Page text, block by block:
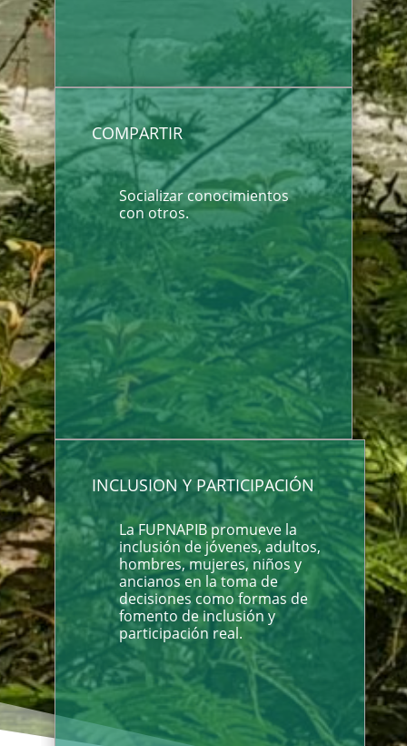
COMPARTIR
Socializar conocimientos
con otros.
INCLUSION Y PARTICIPACIÓN
La FUPNAPIB promueve la
inclusión de jóvenes, adultos,
hombres, mujeres, niños y
ancianos en la toma de
decisiones como formas de
fomento de inclusión y
participación real.